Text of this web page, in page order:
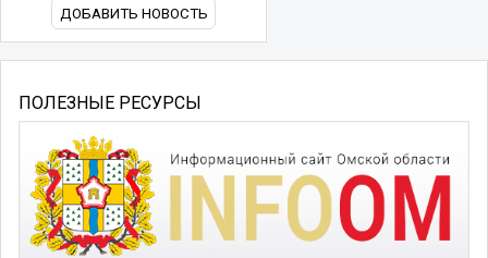
ДОБАВИТЬ НОВОСТЬ
ПОЛЕЗНЫЕ РЕСУРСЫ